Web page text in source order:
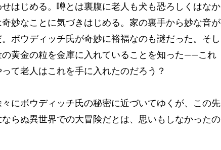
はじめる。噂とは裏腹に老人も犬も恐ろしくはなか
妙なことに気づきはじめる。家の裏手から妙な音が
ボウディッチ氏が奇妙に裕福なのも謎だった。そし
黄金の粒を金庫に入れていることを知った――これ
て老人はこれを手に入れたのだろう？
にボウディッチ氏の秘密に近づいてゆくが、この先
らぬ異世界での大冒険だとは、思いもしなかったの